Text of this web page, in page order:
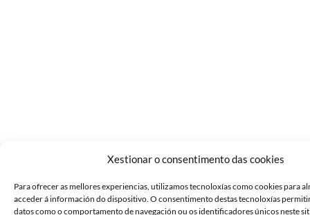
Xestionar o consentimento das cookies
Para ofrecer as mellores experiencias, utilizamos tecnoloxías como cookies para
acceder á información do dispositivo. O consentimento destas tecnoloxías
datos como o comportamento de navegación ou os identificadores únicos neste